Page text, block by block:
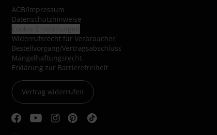
AGB/Impressum
Datenschutzhinweise
Widerrufsrecht für Verbraucher
Bestellvorgang/Vertragsabschluss
Mängelhaftungsrecht
Erklärung zur Barrierefreiheit
Vertrag widerrufen